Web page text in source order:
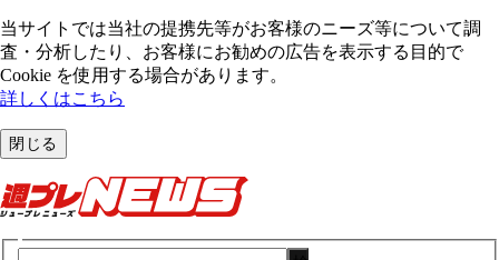
当サイトでは当社の提携先等がお客様のニーズ等について調
査・分析したり、お客様にお勧めの広告を表⽰する⽬的で
Cookie を使⽤する場合があります。
詳しくはこちら
閉じる